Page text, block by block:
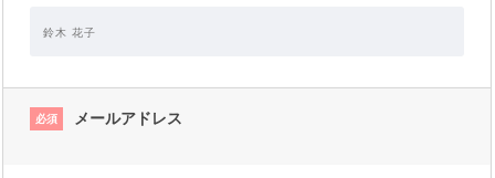
必須 メールアドレス